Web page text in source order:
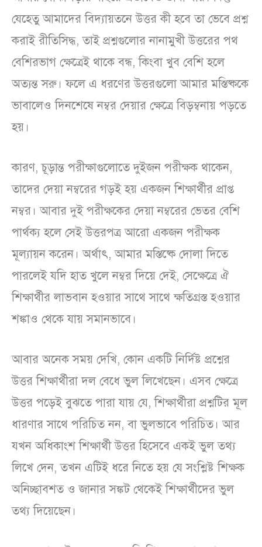
যেহেতু আমাদের বিদ্যায়তনে উত্তর কী হবে তা ভেবে প্রশ্ন
করাই রীতিসিদ্ধ, তাই প্রশ্নগুলোর নানামুখী উত্তরের পথ
বেশিরভাগ ক্ষেত্রেই থাকে বন্ধ, কিংবা খুব বেশি হলে
অত্যন্ত সরু। ফলে এ ধরণের উত্তরগুলো আমার মস্তিষ্ককে
ভাবালেও দিনশেষে নম্বর দেয়ার ক্ষেত্রে বিড়ম্বনায় পড়তে
হয়।
কারণ, চূড়ান্ত পরীক্ষাগুলোতে দুইজন পরীক্ষক থাকেন,
তাদের দেয়া নম্বরের গড়ই হয় একজন শিক্ষার্থীর প্রাপ্ত
নম্বর। আবার দুই পরীক্ষকের দেয়া নম্বরের ভেতর বেশি
পার্থক্য হলে সেই উত্তরপত্র আরো একজন পরীক্ষক
মূল্যায়ন করেন। অর্থাৎ, আমার মস্তিষ্কে দোলা দিতে
পারলেই যদি হাত খুলে নম্বর দিয়ে দেই, সেক্ষেত্রে ঐ
শিক্ষার্থীর লাভবান হওয়ার সাথে সাথে ক্ষতিগ্রস্ত হওয়ার
শঙ্কাও থেকে যায় সমানভাবে।
আবার অনেক সময় দেখি, কোন একটি নির্দিষ্ট প্রশ্নের
উত্তর শিক্ষার্থীরা দল বেধে ভুল লিখেছেন। এসব ক্ষেত্রে
উত্তর পড়েই বুঝতে পারা যায় যে, শিক্ষার্থীরা প্রশ্নটির মূল
ধারণার সাথে পরিচিত নন, বা ভুলভাবে পরিচিত। আর
যখন অধিকাংশ শিক্ষার্থী উত্তর হিসেবে একই ভুল তথ্য
লিখে দেন, তখন এটিই ধরে নিতে হয় যে সংশ্লিষ্ট শিক্ষক
অনিচ্ছাবশত ও জানার সঙ্কট থেকেই শিক্ষার্থীদের ভুল
তথ্য দিয়েছেন।